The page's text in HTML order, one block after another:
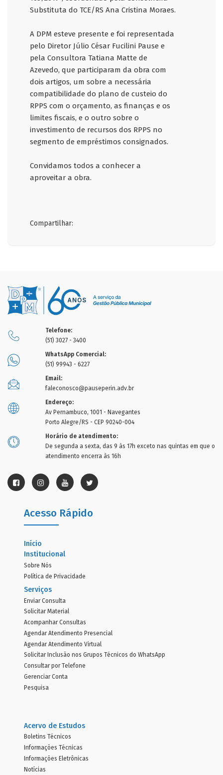
Substituta do TCE/RS Ana Cristina Moraes.
A DPM esteve presente e foi representada
pelo Diretor Júlio César Fucilini Pause e
pela Consultora Tatiana Matte de
Azevedo, que participaram da obra com
dois artigos, um sobre a necessária
compatibilidade do plano de custeio do
RPPS com o orçamento, as finanças e os
limites fiscais, e o outro sobre o
investimento de recursos dos RPPS no
segmento de empréstimos consignados.
Convidamos todos a conhecer a
aproveitar a obra.
Compartilhar:
Telefone:
(51) 3027 - 3400
WhatsApp Comercial:
(51) 99943 - 6227
Email:
faleconosco@pauseperin.adv.br
Endereço:
Av Pernambuco, 1001 - Navegantes
Porto Alegre/RS - CEP 90240-004
Horário de atendimento:
De segunda a sexta, das 9 às 17h exceto nas quintas em que o
atendimento encerra às 16h
Acesso Rápido
Início
Institucional
Sobre Nós
Política de Privacidade
Serviços
Enviar Consulta
Solicitar Material
Acompanhar Consultas
Agendar Atendimento Presencial
Agendar Atendimento Virtual
Solicitar Inclusão nos Grupos Técnicos do WhatsApp
Consultar por Telefone
Gerenciar Conta
Pesquisa
Acervo de Estudos
Boletins Técnicos
Informações Técnicas
Informações Eletrônicas
Notícias